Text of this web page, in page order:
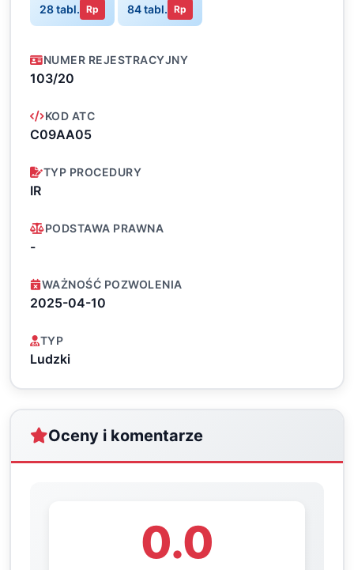
28 tabl. Rp 84 tabl. Rp
NUMER REJESTRACYJNY
103/20
KOD ATC
C09AA05
TYP PROCEDURY
IR
PODSTAWA PRAWNA
-
WAŻNOŚĆ POZWOLENIA
2025-04-10
TYP
Ludzki
Oceny i komentarze
0.0